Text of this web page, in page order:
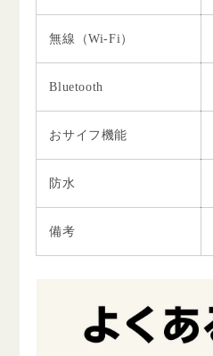
無線（Wi-Fi）
Bluetooth
おサイフ機能
防水
備考